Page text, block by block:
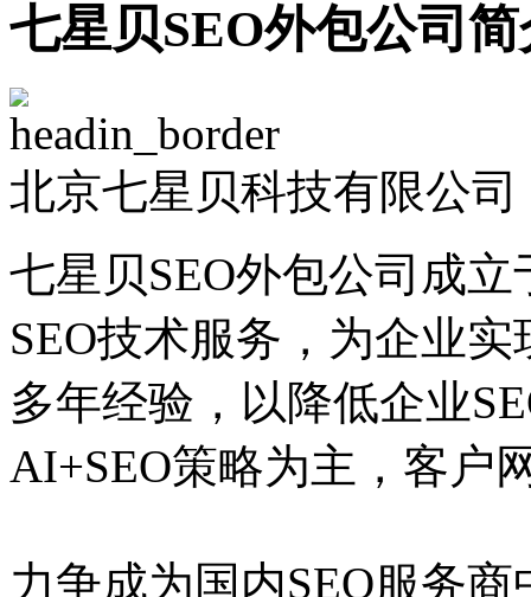
七星贝SEO外包公司简
北京七星贝科技有限公
七星贝SEO外包公司成
SEO技术服务，为企业
多年经验，以降低企业
AI+SEO策略为主，客户
力争成为国内SEO服务